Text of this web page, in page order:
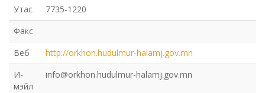
Утас
7735-1220
Факс
Веб
http://orkhon.hudulmur-halamj.gov.mn
И-
мэйл
info@orkhon.hudulmur-halamj.gov.mn